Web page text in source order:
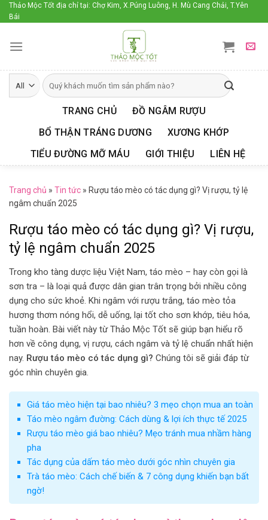
Skip
to
Thảo Mộc Tốt địa chỉ tại: Chợ Kim, X.Púng Luông, H. Mù Cang Chải, T.Yên
Bái
TRANG CHỦ
ĐỒ NGÂM RƯỢU
BỔ THẬN TRÁNG DƯƠNG
XƯƠNG KHỚP
TIỂU ĐƯỜNG MỠ MÁU
GIỚI THIỆU LIÊN HỆ
Trang chủ » Tin tức » Rượu táo mèo có tác dụng gì? Vị rượu, tỷ lệ
ngâm chuẩn 2025
Rượu táo mèo có tác dụng gì? Vị rượu,
tỷ lệ ngâm chuẩn 2025
Trong kho tàng dược liệu Việt Nam, táo mèo – hay còn gọi là
sơn tra – là loại quả được dân gian trân trọng bởi nhiều công
dụng cho sức khoẻ. Khi ngâm với rượu trắng, táo mèo tỏa
hương thơm nóng hổi, dễ uống, lại tốt cho sơn khớp, tiêu hóa,
tuần hoàn. Bài viết này từ Thảo Mộc Tốt sẽ giúp bạn hiểu rõ
hơn về công dụng, vị rượu, cách ngâm và tỷ lệ chuẩn nhất hiện
nay. Rượu táo mèo có tác dụng gì? Chúng tôi sẽ giải đáp từ
góc nhìn chuyên gia.
Giá táo mèo hiện tại bao nhiêu? 3 mẹo chọn mua an toàn
Táo mèo ngâm đường: Cách dùng & lợi ích thực tế 2025
Rượu táo mèo giá bao nhiêu? Mẹo tránh mua nhầm hàng
pha
Tác dụng của dấm táo mèo dưới góc nhìn chuyên gia
Trà táo mèo: Cách chế biến & 7 công dụng khiến bạn bất
ngờ!